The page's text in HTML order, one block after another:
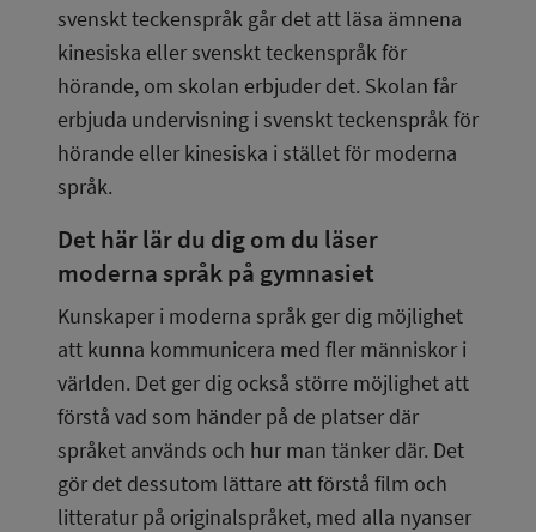
svenskt teckenspråk går det att läsa ämnena
kinesiska eller svenskt teckenspråk för
hörande, om skolan erbjuder det. Skolan får
erbjuda undervisning i svenskt teckenspråk för
hörande eller kinesiska i stället för moderna
språk.
Det här lär du dig om du läser
moderna språk på gymnasiet
Kunskaper i moderna språk ger dig möjlighet
att kunna kommunicera med fler människor i
världen. Det ger dig också större möjlighet att
förstå vad som händer på de platser där
språket används och hur man tänker där. Det
gör det dessutom lättare att förstå film och
litteratur på originalspråket, med alla nyanser